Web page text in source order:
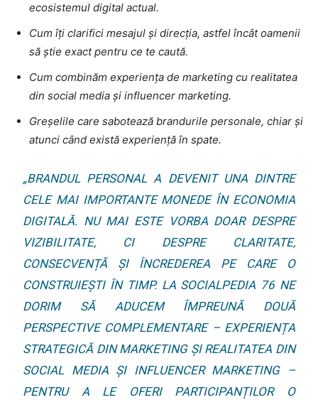
ecosistemul digital actual.
Cum îți clarifici mesajul și direcția, astfel încât oamenii
să știe exact pentru ce te caută.
Cum combinăm experiența de marketing cu realitatea
din social media și influencer marketing.
Greșelile care sabotează brandurile personale, chiar și
atunci când există experiență în spate.
„BRANDUL PERSONAL A DEVENIT UNA DINTRE
CELE MAI IMPORTANTE MONEDE ÎN ECONOMIA
DIGITALĂ. NU MAI ESTE VORBA DOAR DESPRE
VIZIBILITATE, CI DESPRE CLARITATE,
CONSECVENȚĂ ȘI ÎNCREDEREA PE CARE O
CONSTRUIEȘTI ÎN TIMP. LA SOCIALPEDIA 76 NE
DORIM SĂ ADUCEM ÎMPREUNĂ DOUĂ
PERSPECTIVE COMPLEMENTARE – EXPERIENȚA
STRATEGICĂ DIN MARKETING ȘI REALITATEA DIN
SOCIAL MEDIA ȘI INFLUENCER MARKETING –
PENTRU A LE OFERI PARTICIPANȚILOR O